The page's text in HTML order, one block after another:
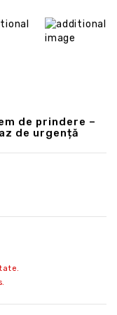
de prindere –
de urgență